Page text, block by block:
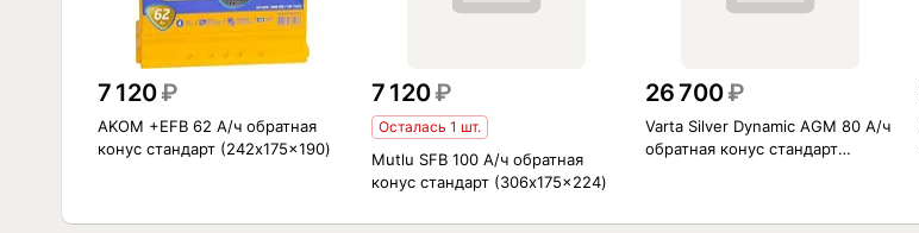
7 120₽
AKOM +EFB 62 А/ч обратная
конус стандарт (242x175x190)
7 120₽
Осталась 1 шт.
Mutlu SFB 100 А/ч обратная
конус стандарт (306x175x224)
26 700₽
Varta Silver Dynamic AGM 80 А/ч
обратная конус стандарт